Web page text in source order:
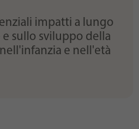
impatti a lungo
sullo sviluppo della
e nell'età